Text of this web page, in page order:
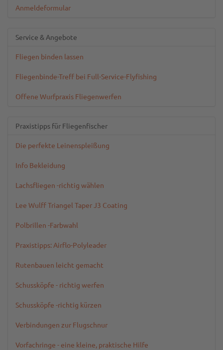
Anmeldeformular
Service & Angebote
Fliegen binden lassen
Fliegenbinde-Treff bei Full-Service-Flyfishing
Offene Wurfpraxis Fliegenwerfen
Praxistipps für Fliegenfischer
Die perfekte Leinenspleißung
Info Bekleidung
Lachsfliegen -richtig wählen
Lee Wulff Triangel Taper J3 Coating
Polbrillen -Farbwahl
Praxistipps: Airflo-Polyleader
Rutenbauen leicht gemacht
Schussköpfe - richtig werfen
Schussköpfe -richtig kürzen
Verbindungen zur Flugschnur
Vorfachringe - eine kleine, praktische Hilfe